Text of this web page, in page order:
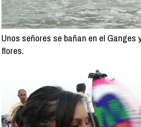
Unos señores se bañan en el Ganges
flores.